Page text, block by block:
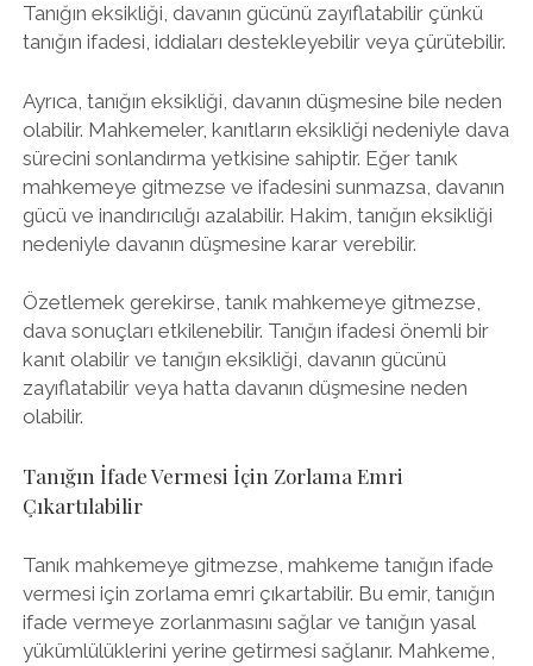
Tanığın eksikliği, davanın gücünü zayıflatabilir çünkü
tanığın ifadesi, iddiaları destekleyebilir veya çürütebilir.
Ayrıca, tanığın eksikliği, davanın düşmesine bile neden
olabilir. Mahkemeler, kanıtların eksikliği nedeniyle dava
sürecini sonlandırma yetkisine sahiptir. Eğer tanık
mahkemeye gitmezse ve ifadesini sunmazsa, davanın
gücü ve inandırıcılığı azalabilir. Hakim, tanığın eksikliği
nedeniyle davanın düşmesine karar verebilir.
Özetlemek gerekirse, tanık mahkemeye gitmezse,
dava sonuçları etkilenebilir. Tanığın ifadesi önemli bir
kanıt olabilir ve tanığın eksikliği, davanın gücünü
zayıflatabilir veya hatta davanın düşmesine neden
olabilir.
Tanığın İfade Vermesi İçin Zorlama Emri
Çıkartılabilir
Tanık mahkemeye gitmezse, mahkeme tanığın ifade
vermesi için zorlama emri çıkartabilir. Bu emir, tanığın
ifade vermeye zorlanmasını sağlar ve tanığın yasal
yükümlülüklerini yerine getirmesi sağlanır. Mahkeme,